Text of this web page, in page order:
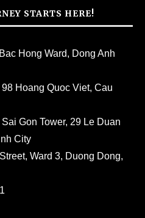
STARTS HERE!
Hong Ward, Dong Anh
Hoang Quoc Viet, Cau
Gon Tower, 29 Le Duan
City
Ward 3, Duong Dong,